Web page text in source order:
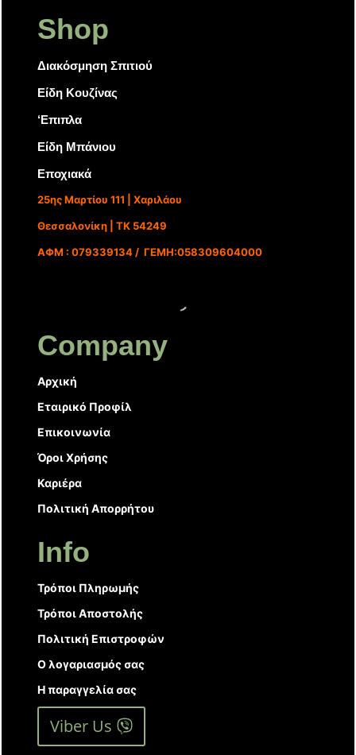
Shop
Διακόσμηση Σπιτιού
Είδη Κουζίνας
‘Επιπλα
Είδη Μπάνιου
Εποχιακά
25ης Μαρτίου 111 | Χαριλάου
Θεσσαλονίκη | ΤΚ 54249
ΑΦΜ : 079339134 / ΓΕΜΗ:058309604000
Company
Αρχική
Εταιρικό Προφίλ
Επικοινωνία
Όροι Χρήσης
Καριέρα
Πολιτική Απορρήτου
Info
Τρόποι Πληρωμής
Τρόποι Αποστολής
Πολιτική Επιστροφών
Ο λογαριασμός σας
Η παραγγελία σας
Viber Us